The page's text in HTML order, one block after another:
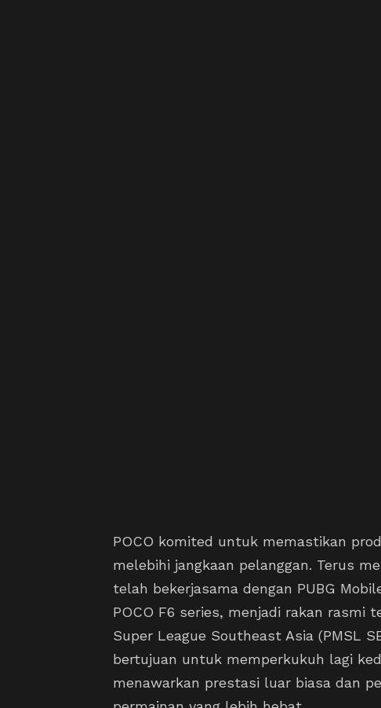
POCO komited untuk memastikan
melebihi jangkaan pelanggan. Terus
telah bekerjasama dengan PUBG
POCO F6 series, menjadi rakan rasmi
Super League Southeast Asia (PMSL
bertujuan untuk memperkukuh lagi
menawarkan prestasi luar biasa dan